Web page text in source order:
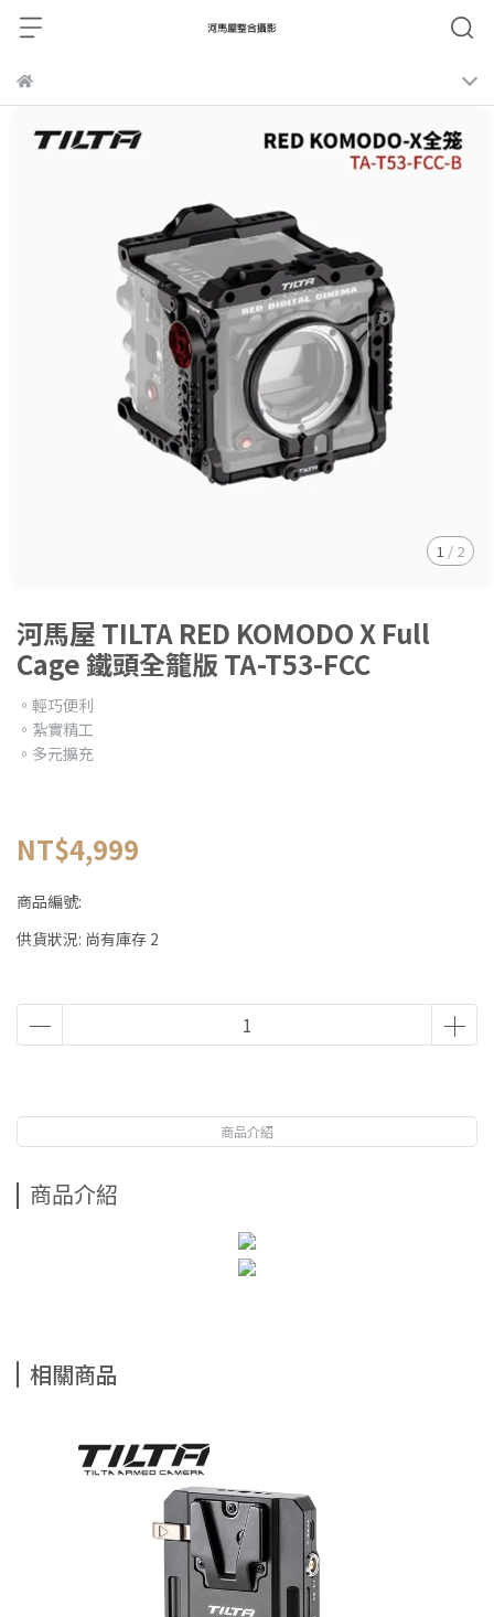
1 / 2
河馬屋 TILTA RED KOMODO X Full
Cage 鐵頭全籠版 TA-T53-FCC
。輕巧便利
。紮實精工
。多元擴充
NT$4,999
商品編號:
供貨狀況: 尚有庫存 2
商品介紹
商品介紹
相關商品